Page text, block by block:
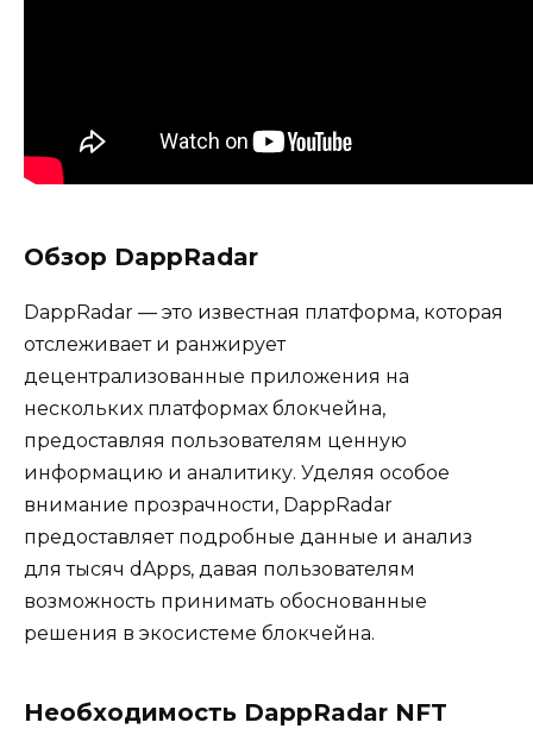
Обзор DappRadar
DappRadar — это известная платформа, которая
отслеживает и ранжирует
децентрализованные приложения на
нескольких платформах блокчейна,
предоставляя пользователям ценную
информацию и аналитику. Уделяя особое
внимание прозрачности, DappRadar
предоставляет подробные данные и анализ
для тысяч dApps, давая пользователям
возможность принимать обоснованные
решения в экосистеме блокчейна.
Необходимость DappRadar NFT